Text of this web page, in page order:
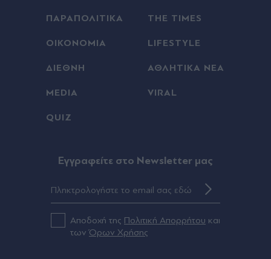
ΠΑΡΑΠΟΛΙΤΙΚΑ THE TIMES
ΟΙΚΟΝΟΜΙΑ LIFESTYLE
ΔΙΕΘΝΗ ΑΘΛΗΤΙΚΑ ΝΕΑ
MEDIA VIRAL
QUIZ
Eγγραφείτε στο Newsletter μας
Αποδοχή της Πολιτική Απορρήτου και
τωνΌρων Χρήσης